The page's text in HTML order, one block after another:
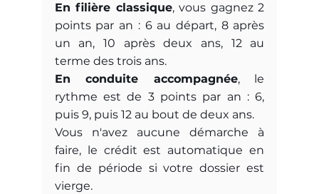
En filière classique, vous gagnez 2
points par an : 6 au départ, 8 après
un an, 10 après deux ans, 12 au
terme des trois ans.
En conduite accompagnée, le
rythme est de 3 points par an : 6,
puis 9, puis 12 au bout de deux ans.
Vous n'avez aucune démarche à
faire, le crédit est automatique en
fin de période si votre dossier est
vierge.